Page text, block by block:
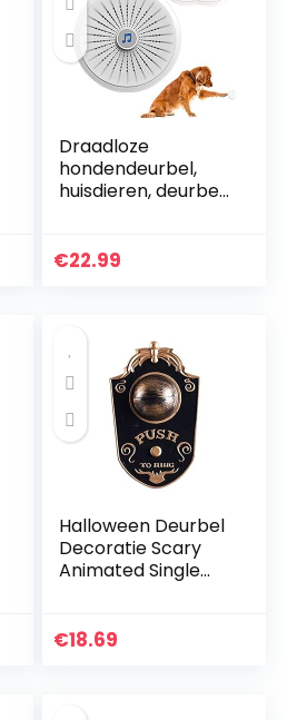
Draadloze
hondendeurbel,
huisdieren, deurbel,
Communication
hondentraining
€22.99
Halloween Deurbel
Decoratie Scary
Animated Single
(geen Batterij)
€18.69